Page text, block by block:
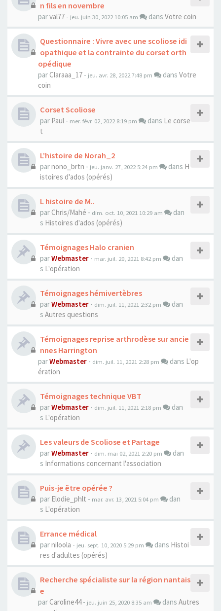
n fils en novembre
parval77 - jeu. juin 30, 2022 10:05 am dans Votre coin
Questionnaire : Vivre avec une scoliose idi
opathique et la contrainte du corset orth
opédique
parClaraaa_17 - jeu. avr. 28, 2022 7:48 pm dans Votre
coin
Corset Scoliose
par Paul - mer. févr. 02, 2022 8:19 pm dans Le corse
t
L’histoire de Norah_2
parnono_brtn - jeu. janv. 27, 2022 5:24 pm dans H
istoires d'ados (opérés)
L histoire de M..
par Chris/Mahé - dim. oct. 10, 2021 10:29 am
dan
s Histoires d'ados (opérés)
Témoignages Halo cranien
parWebmaster - mar. juil. 20, 2021 8:42 pm
dan
s L'opération
Témoignages hémivertèbres
parWebmaster - dim. juil. 11, 2021 2:32 pm
dan
s Autres questions
Témoignages reprise arthrodèse sur ancie
nnes Harrington
parWebmaster - dim. juil. 11, 2021 2:28 pm dans L'op
ération
Témoignages technique VBT
parWebmaster - dim. juil. 11, 2021 2:18 pm
dan
s L'opération
Les valeurs de Scoliose et Partage
parWebmaster - dim. mai 02, 2021 2:20 pm
dan
s Informations concernant l'association
Puis-je être opérée ?
par Elodie_phlt - mar. avr. 13, 2021 5:04 pm
dan
s L'opération
Errance médical
parniloola - jeu. sept. 10, 2020 5:29 pm dans Histoi
res d'adultes (opérés)
Recherche spécialiste sur la région nantais
e
par Caroline44- jeu. juin 25, 2020 8:35 am dans Autres